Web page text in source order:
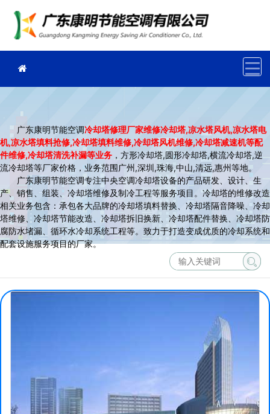
广东康明节能空调冷却塔修理厂家维修冷却塔,凉水塔风机,凉水塔电
机,凉水塔填料抢修,冷却塔填料维修,冷却塔风机维修,冷却塔减速机等配
件维修,冷却塔清洗补漏等业务 ，方形冷却塔,圆形冷却塔,横流冷却塔,逆
流冷却塔等厂家价格，业务范围广州,深圳,珠海,中山,清远,惠州等地。
广东康明节能空调专注中央空调冷却塔设备的产品研发、设计、生
产、销售、组装、冷却塔维修及制冷工程等服务项目。冷却塔的维修改造
相关业务包含：承包各大品牌的冷却塔填料替换、冷却塔隔音降噪、冷却
塔维修、冷却塔节能改造、冷却塔拆旧换新、冷却塔配件替换、冷却塔防
腐防水堵漏、循环水冷却系统工程等。致力于打造变成优质的冷却系统和
配套设施服务项目的厂家。